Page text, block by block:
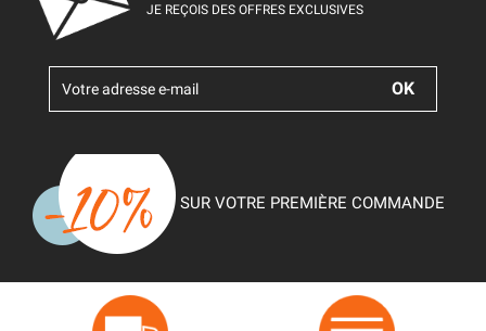
JE REÇOIS DES OFFRES EXCLUSIVES
SUR VOTRE PREMIÈRE COMMANDE